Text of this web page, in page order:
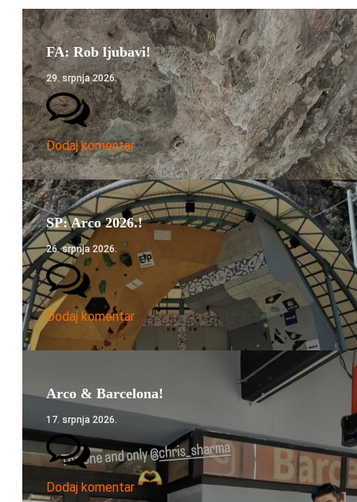
FA: Rob ljubavi!
29. srpnja 2026.
Dodaj komentar
SP: Arco 2026.!
26. srpnja 2026.
Dodaj komentar
Arco & Barcelona!
17. srpnja 2026.
Dodaj komentar